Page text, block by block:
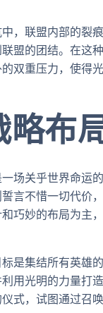
，联盟内部的裂
盟的团结。在这
双重压力，使得
略布
场关乎世界命运
言不惜一切代价
巧妙的布局为主
是集结所有英雄
用光明的力量打
式，试图通过召